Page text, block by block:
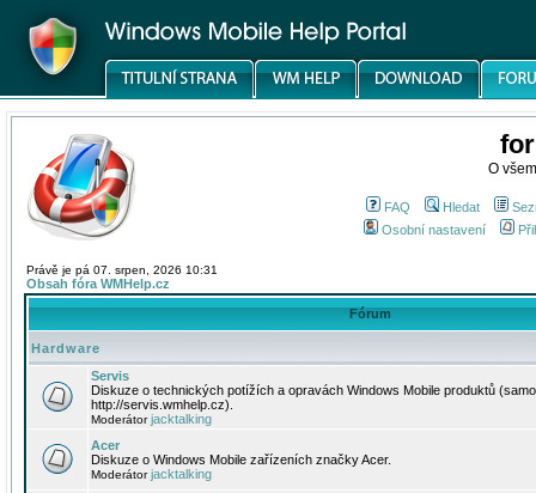
O
FAQ Hledat
Osobní nastavení
Právě je pá 07. srpen, 2026 10:31
Obsah fóra WMHelp.cz
Fórum
Hardware
Servis
Diskuze o technických potížích a opravách Windows Mobile produktů
http://servis.wmhelp.cz).
Moderátorjacktalking
Acer
Diskuze o Windows Mobile zařízeních značky Acer.
Moderátorjacktalking